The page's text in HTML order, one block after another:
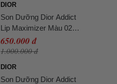
DIOR
Son Dưỡng Dior Addict
Lip Maximizer Màu 024
Intense Brick Đỏ Đất
(Không Hộp)
650.000 đ
1.000.000 đ
DIOR
Son Dưỡng Dior Addict